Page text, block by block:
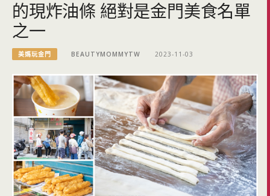
的現炸油條 絕對是金門美食名單
之一
美媽玩金門 BEAUTYMOMMYTW 2023-11-03